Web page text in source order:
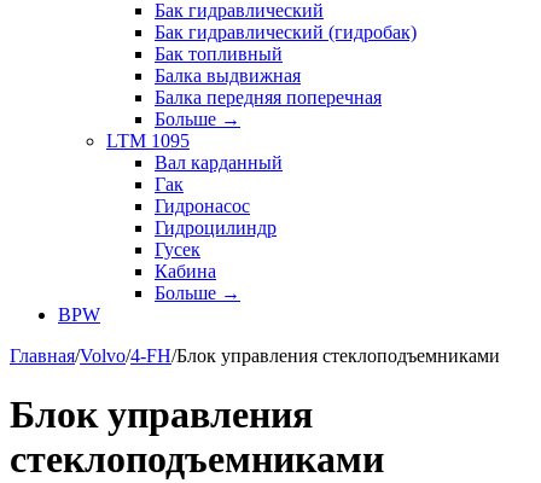
Бак гидравлический
Бак гидравлический (гидробак)
Бак топливный
Балка выдвижная
Балка передняя поперечная
Больше →
LTM 1095
Вал карданный
Гак
Гидронасос
Гидроцилиндр
Гусек
Кабина
Больше →
BPW
Главная/Volvo/4-FH/Блок управления стеклоподъемниками
Блок управления
стеклоподъемниками